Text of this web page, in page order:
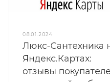
08.01.2024
Люкс-Сантехника
Яндекс.Картах:
отзывы